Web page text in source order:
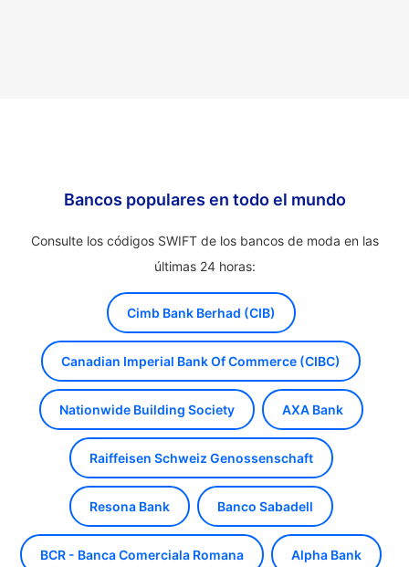
Bancos populares en todo el mundo
Consulte los códigos SWIFT de los bancos de moda en las
últimas 24 horas:
Cimb Bank Berhad (CIB)
Canadian Imperial Bank Of Commerce (CIBC)
Nationwide Building Society AXA Bank
Raiffeisen Schweiz Genossenschaft
Resona Bank Banco Sabadell
BCR - Banca Comerciala Romana Alpha Bank